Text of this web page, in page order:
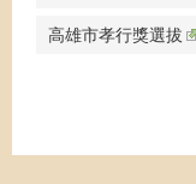
高雄市孝行獎選拔